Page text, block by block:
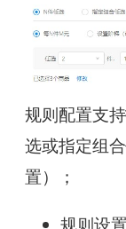
规则配置支
选或指定组
置）；